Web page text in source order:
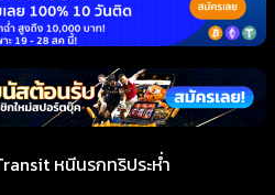
หนีนรกทริประห่ำ